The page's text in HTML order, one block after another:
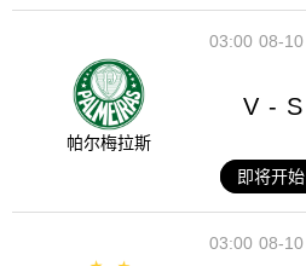
08-10
03:00
帕尔梅拉斯
V - S
即将开始
08-10
03:00